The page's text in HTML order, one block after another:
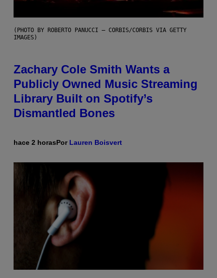
(PHOTO BY ROBERTO PANUCCI – CORBIS/CORBIS VIA GETTY
IMAGES)
Zachary Cole Smith Wants a
Publicly Owned Music Streaming
Library Built on Spotify’s
Dismantled Bones
hace 2 horasPor Lauren Boisvert